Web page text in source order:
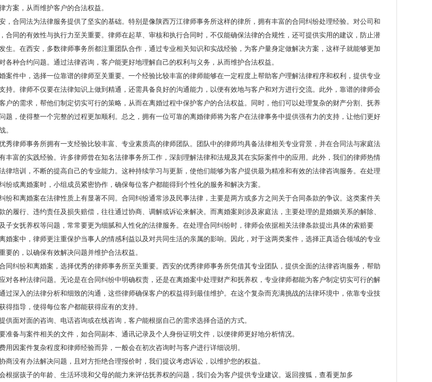
方案，从而维护客户的合法权益。
合同法为法律服务提供了坚实的基础。特别是像陕西万江律师事务所这样的律所，拥有丰富的合同纠纷处理经验。对公司和
合同的有效性与执行力至关重要。律师在起草、审核和执行合同时，不仅能确保法律的合规性，还可提供实用的建议，防止潜
生。在西安，多数律师事务所都注重团队合作，通过专业相关知识和实战经验，为客户量身定做解决方案，这样子就能够更加
各种合约问题。通过法律咨询，客户能更好地理解自己的权利与义务，从而维护合法权益。
件中，选择一位靠谱的律师至关重要。一个经验比较丰富的律师能够在一定程度上帮助客户理解法律程序和权利，提供专业
持。律师不仅要在法律知识上做到精通，还需具备良好的沟通能力，以便有效地与客户和对方进行交流。此外，靠谱的律师会
户的需求，帮他们制定切实可行的策略，从而在离婚过程中保护客户的合法权益。同时，他们可以处理复杂的财产分割、抚养
题，使得整一个完整的过程更加顺利。总之，拥有一位可靠的离婚律师将为客户在法律事务中提供强有力的支持，让他们更好
。
律师事务所拥有一支经验比较丰富、专业素质高的律师团队。团队中的律师均具备法律相关专业背景，并在合同法与家庭法
丰富的实践经验。许多律师曾在知名法律事务所工作，深刻理解法律和法规及其在实际案件中的应用。此外，我们的律师热情
律培训，不断的提高自己的专业能力。这种持续学习与更新，使他们能够为客户提供最为精准和有效的法律咨询服务。在处理
纷或离婚案时，小组成员紧密协作，确保每位客户都能得到个性化的服务和解决方案。
和离婚案在法律性质上有显著不同。合同纠纷通常涉及民事法律，主要是两方或多方之间关于合同条款的争议。这类案件关
的履行、违约责任及损失赔偿，往往通过协商、调解或诉讼来解决。而离婚案则涉及家庭法，主要处理的是婚姻关系的解除、
子女抚养权等问题，常常要更为细腻和人性化的法律服务。在处理合同纠纷时，律师会依据相关法律条款提出具体的索赔要
婚案中，律师更注重保护当事人的情感利益以及对共同生活的亲属的影响。因此，对于这两类案件，选择正真适合领域的专业
要的，以确保有效解决问题并维护合法权益。
纠纷和离婚案，选择优秀的律师事务所至关重要。西安的优秀律师事务所凭借其专业团队，提供全面的法律咨询服务，帮助
对各种法律问题。无论是在合同纠纷中明确权责，还是在离婚案中处理财产和抚养权，专业律师都能为客户制定切实可行的解
过深入的法律分析和细致的沟通，这些律师确保客户的权益得到最佳维护。在这个复杂而充满挑战的法律环境中，依靠专业技
得指导，使得每位客户都能获得应有的支持。
面对面的咨询、电话咨询或在线咨询，客户能根据自己的需求选择合适的方式。
备与案件相关的文件，如合同副本、通讯记录及个人身份证明文件，以便律师更好地分析情况。
因案件复杂程度和律师经验而异，一般会在初次咨询时与客户进行详细说明。
没有办法解决问题，且对方拒绝合理报价时，我们提议考虑诉讼，以维护您的权益。
据孩子的年龄、生活环境和父母的能力来评估抚养权的问题，我们会为客户提供专业建议。返回搜狐，查看更加多